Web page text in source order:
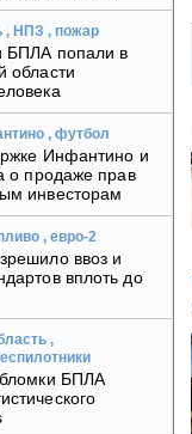
, НПЗ , пожар
БПЛА попали в
области
, футбол
Инфантино и
о продаже прав
инвесторам
, евро-2
ввоз и
вплоть до
,
БПЛА